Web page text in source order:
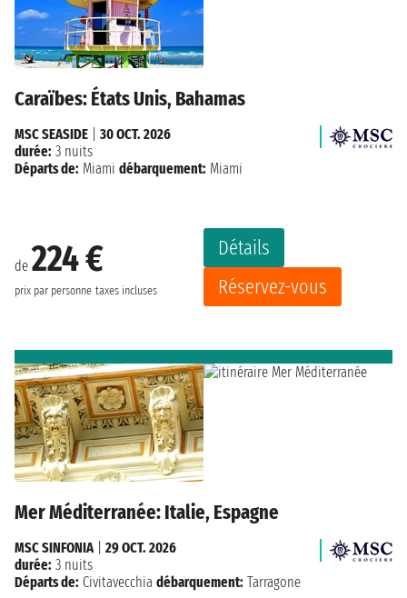
Caraïbes: États Unis, Bahamas
de 224 €
prix par personne taxes incluses
Détails
Réservez-vous
MSC SEASIDE
30 OCT. 2026
durée: 3 nuits
Départs de: Miami débarquement: Miami
Mer Méditerranée: Italie, Espagne
MSC SINFONIA| 29 OCT. 2026
durée: 3 nuits
Départs de: Civitavecchia débarquement: Tarragone